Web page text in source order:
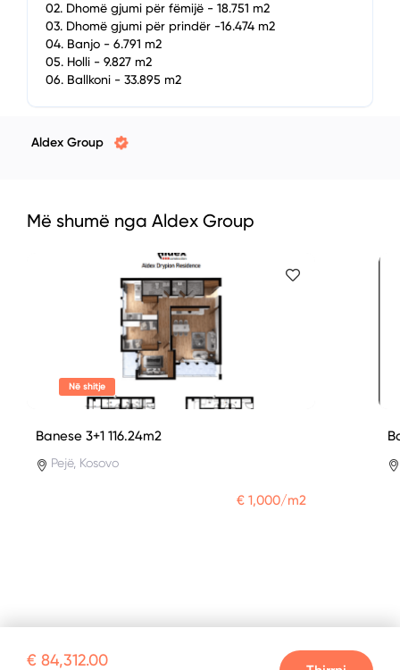
02. Dhomë gjumi për fëmijë - 18.751 m2
03. Dhomë gjumi për prindër -16.474 m2
04. Banjo - 6.791 m2
05. Holli - 9.827 m2
06. Ballkoni - 33.895 m2
Aldex Group
€ 84,312.00
Më shumë nga Aldex Group
Në shitje
Banese 3+1 116.24m2
Pejë, Kosovo
€ 1,000/m2